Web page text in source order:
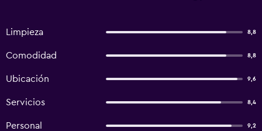
Limpieza 8,8
Comodidad 8,8
Ubicación 9,6
Servicios 8,4
Personal 9,2